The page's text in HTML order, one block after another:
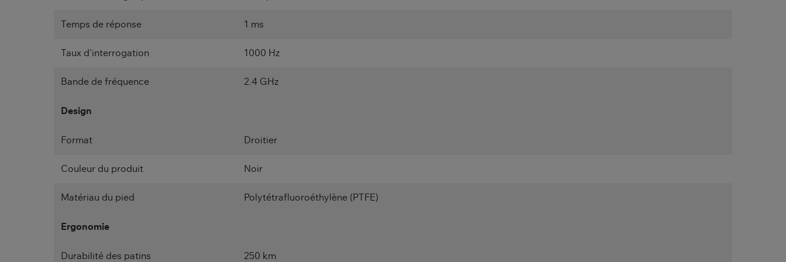
Temps de réponse 1 ms
Taux d'interrogation 1000 Hz
Bande de fréquence 2.4 GHz
Design
Format Droitier
Couleur du produit Noir
Matériau du pied Polytétrafluoroéthylène (PTFE)
Ergonomie
Durabilité des patins 250 km